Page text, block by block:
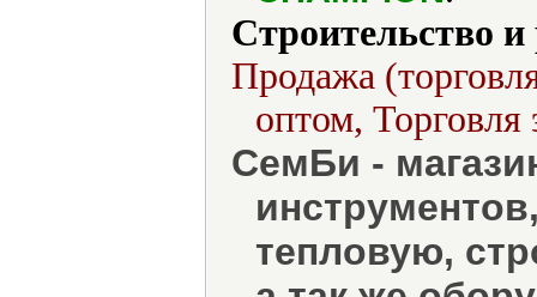
Строительство
Продажа
оптом, Торговля
СемБи -
тепловую,